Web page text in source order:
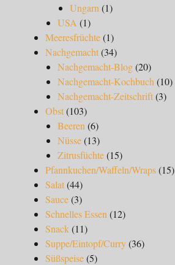
Ungarn (1)
USA (1)
Meeresfrüchte(1)
Nachgemacht(34)
Nachgemacht-Blog(20)
Nachgemacht-Kochbuch (10)
Nachgemacht-Zeitschrift(3)
Obst(103)
Beeren (6)
Nüsse(13)
Zitrusfüchte(15)
Pfannkuchen/Waffeln/Wraps(15)
Salat(44)
Sauce(3)
Schnelles Essen (12)
Snack(11)
Suppe/Eintopf/Curry(36)
Süßspeise(5)